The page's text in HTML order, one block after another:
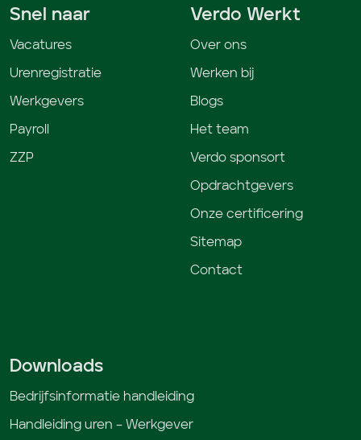
Snel naar
Vacatures
Urenregistratie
Werkgevers
Payroll
ZZP
Verdo Werkt
Over ons
Werken bij
Blogs
Het team
Verdo sponsort
Opdrachtgevers
Onze certificering
Sitemap
Contact
Downloads
Bedrijfsinformatie handleiding
Handleiding uren – Werkgever